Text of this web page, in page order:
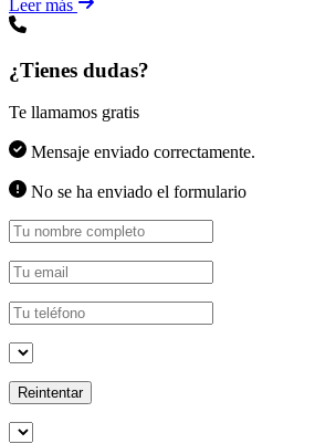
Leer más
¿Tienes dudas?
Te llamamos gratis
Mensaje enviado correctamente.
No se ha enviado el formulario
Reintentar